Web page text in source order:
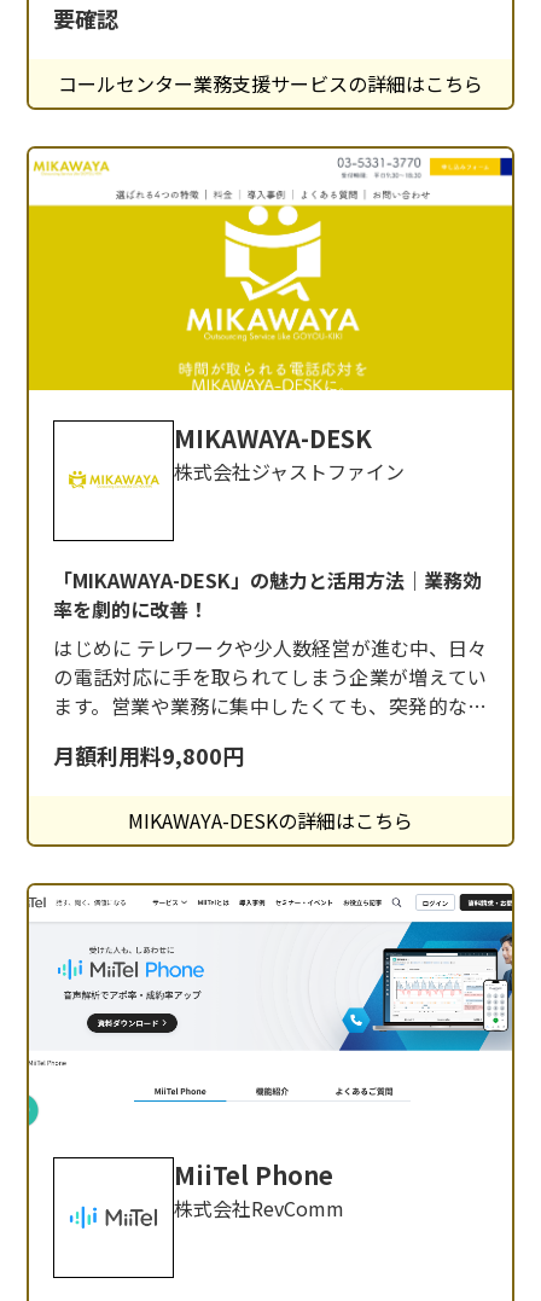
ター業務支援サービス」です。40年以上の実績と
ノウハウを持つこのサービスは、インバウンド・
アウトバウンドの両面で高品質なオペレーション
を提供し、企業の顧客対応を強力にサポートしま
す。
要確認
コールセンター業務支援サービスの詳細はこちら
MIKAWAYA-DESK
株式会社ジャストファイン
「MIKAWAYA-DESK」の魅力と活用方法｜業務効
率を劇的に改善！
はじめに テレワークや少人数経営が進む中、日々
の電話対応に手を取られてしまう企業が増えてい
ます。営業や業務に集中したくても、突発的な受
そんな課題を解決するのが、電話代行・秘書代行
サービス「MIKAWAYA-DESK」です。本記事で
は、「MIKAWAYA-DESK」の魅力や導入メリッ
ト、適した活用方法をわかりやすくご
月額利用料9,800円
MIKAWAYA-DESKの詳細はこちら
MiiTel Phone
株式会社RevComm